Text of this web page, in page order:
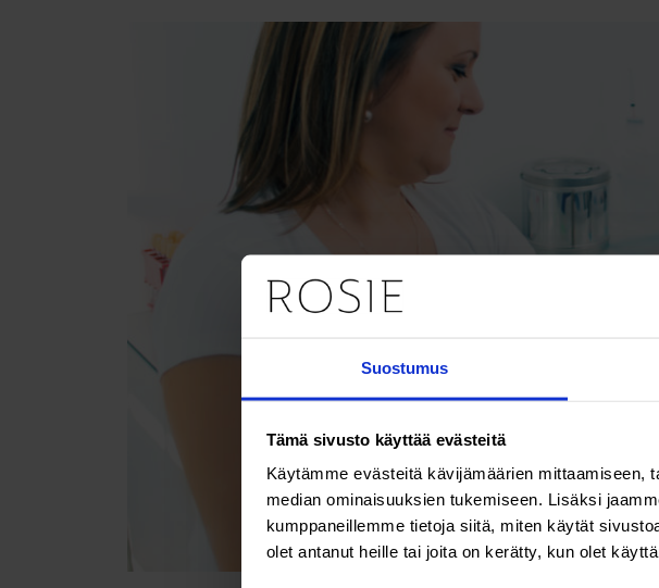
Suostumus
Tämä sivusto käyttää evästeitä
Käytämme evästeitä kävijämäärien mittaamiseen,
median ominaisuuksien tukemiseen. Lisäksi
kumppaneillemme tietoja siitä, miten käytät
olet antanut heille tai joita on kerätty, kun olet